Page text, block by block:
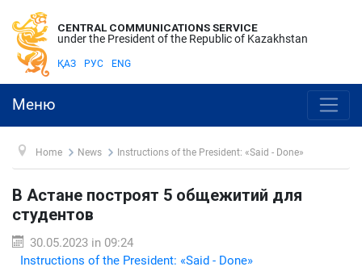
CENTRAL COMMUNICATIONS SERVICE
under the President of the Republic of Kazakhstan
ҚАЗ РУС ENG
Меню
Home News Instructions of the President: «Said - Done»
В Астане построят 5 общежитий для
студентов
30.05.2023 in 09:24
Instructions of the President: «Said - Done»